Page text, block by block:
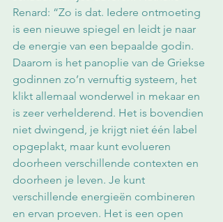
Renard: “Zo is dat. Iedere ontmoeting
is een nieuwe spiegel en leidt je naar
de energie van een bepaalde godin.
Daarom is het panoplie van de Griekse
godinnen zo’n vernuftig systeem, het
klikt allemaal wonderwel in mekaar en
is zeer verhelderend. Het is bovendien
niet dwingend, je krijgt niet één label
opgeplakt, maar kunt evolueren
doorheen verschillende contexten en
doorheen je leven. Je kunt
verschillende energieën combineren
en ervan proeven. Het is een open